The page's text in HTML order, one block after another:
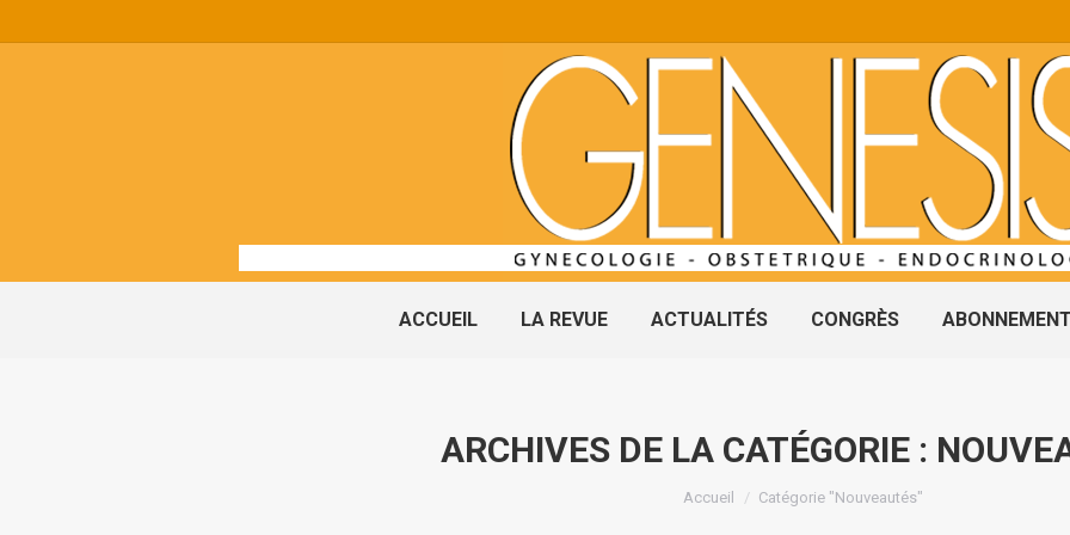
ACCUEIL LA REVUE ACTUALITÉS CONGRÈS ABONNEMENT
ARCHIVES DE LA CATÉGORIE :
Vous êtes ici :
Accueil Catégorie "Nouveautés"